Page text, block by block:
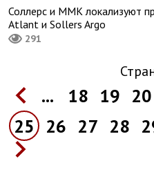
Соллерс и ММК локализуют
Atlant и Sollers Argo
291
... 18 19 20
25
26 27 28